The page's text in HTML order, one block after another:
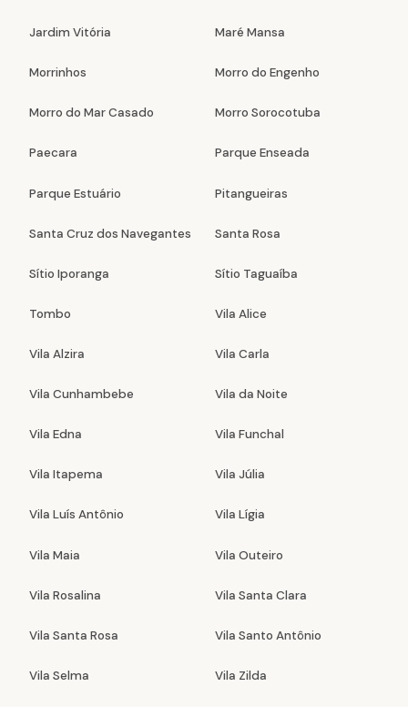
Jardim Vitória Maré Mansa
Morrinhos Morro do Engenho
Morro do Mar Casado Morro Sorocotuba
Paecara Parque Enseada
Parque Estuário Pitangueiras
Santa Cruz dos Navegantes Santa Rosa
Sítio Iporanga Sítio Taguaíba
Tombo Vila Alice
Vila Alzira Vila Carla
Vila Cunhambebe Vila da Noite
Vila Edna Vila Funchal
Vila Itapema Vila Júlia
Vila Luís Antônio Vila Lígia
Vila Maia Vila Outeiro
Vila Rosalina Vila Santa Clara
Vila Santa Rosa Vila Santo Antônio
Vila Selma Vila Zilda